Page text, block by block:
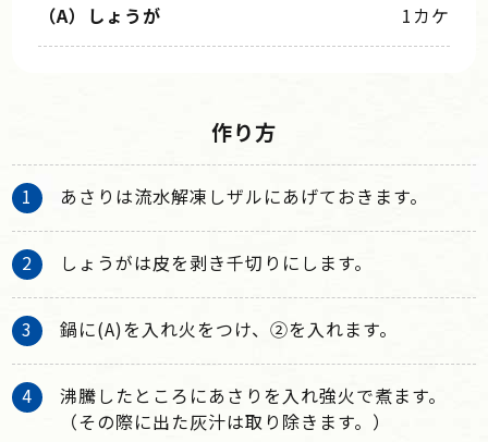
（A）しょうが 1カケ
作り方
あさりは流水解凍しザルにあげておきます。
しょうがは皮を剥き千切りにします。
鍋に(A)を入れ火をつけ、②を入れます。
沸騰したところにあさりを入れ強火で煮ます。
（その際に出た灰汁は取り除きます。）